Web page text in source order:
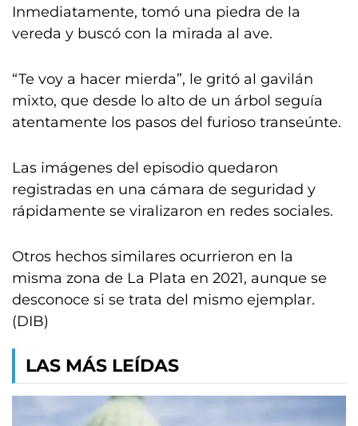
Inmediatamente, tomó una piedra de la
vereda y buscó con la mirada al ave.
“Te voy a hacer mierda”, le gritó al gavilán
mixto, que desde lo alto de un árbol seguía
atentamente los pasos del furioso transeúnte.
Las imágenes del episodio quedaron
registradas en una cámara de seguridad y
rápidamente se viralizaron en redes sociales.
Otros hechos similares ocurrieron en la
misma zona de La Plata en 2021, aunque se
desconoce si se trata del mismo ejemplar.
(DIB)
LAS MÁS LEÍDAS